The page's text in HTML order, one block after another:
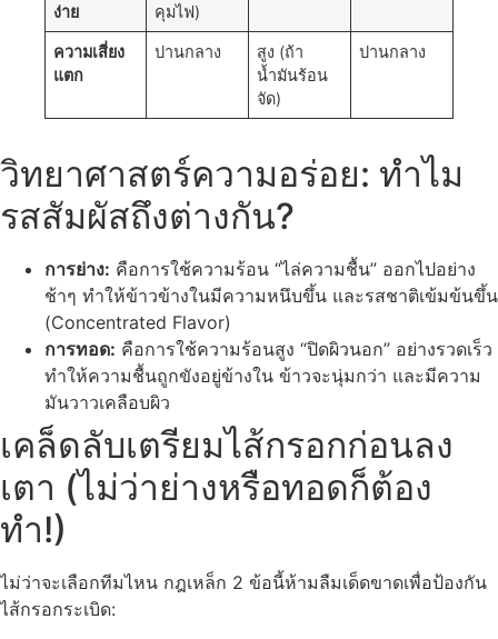
ง่าย
คุมไฟ)
ความเสี่ยง
แตก
ปานกลาง
สูง (ถ้า
น้ำมันร้อน
จัด)
ปานกลาง
วิทยาศาสตร์ความอร่อย: ทำไม
รสสัมผัสถึงต่างกัน?
การย่าง: คือการใช้ความร้อน “ไล่ความชื้น” ออกไปอย่าง
ช้าๆ ทำให้ข้าวข้างในมีความหนึบขึ้น และรสชาติเข้มข้นขึ้น
(Concentrated Flavor)
การทอด: คือการใช้ความร้อนสูง “ปิดผิวนอก” อย่างรวดเร็ว
ทำให้ความชื้นถูกขังอยู่ข้างใน ข้าวจะนุ่มกว่า และมีความ
มันวาวเคลือบผิว
เคล็ดลับเตรียมไส้กรอกก่อนลง
เตา (ไม่ว่าย่างหรือทอดก็ต้อง
ทำ!)
ไม่ว่าจะเลือกทีมไหน กฎเหล็ก 2 ข้อนี้ห้ามลืมเด็ดขาดเพื่อป้องกัน
ไส้กรอกระเบิด: